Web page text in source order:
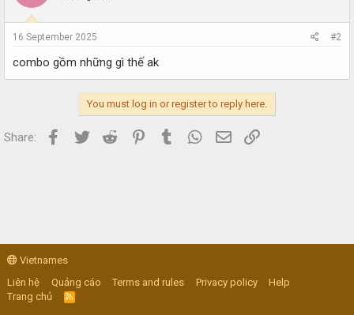
16 September 2025 #2
combo gồm những gì thế ak
You must log in or register to reply here.
Share: Facebook
Twitter Reddit PinterestTumblr WhatsApp
Email
Vietnames
Liên hệ
Quảng cáo Terms and rules Privacy policy
Help
Trang chủ
R
S